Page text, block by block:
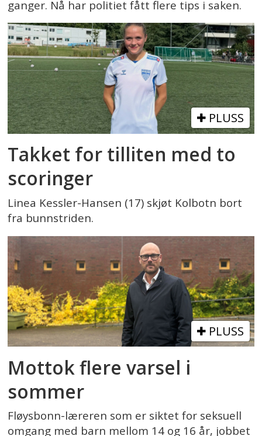
ganger. Nå har politiet fått flere tips i saken.
PLUSS
Takket for tilliten med to
scoringer
Linea Kessler-Hansen (17) skjøt Kolbotn bort
fra bunnstriden.
PLUSS
Mottok flere varsel i
sommer
Fløysbonn-læreren som er siktet for seksuell
omgang med barn mellom 14 og 16 år, jobbet